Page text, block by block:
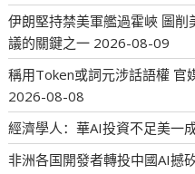
伊朗堅持禁美軍艦過霍峽 圖
議的關鍵之一 2026-08-09
稱用Token或詞元涉話語權 官
2026-08-08
經濟學人：華AI投資不足美一
非洲各国開發者轉投中國AI撼